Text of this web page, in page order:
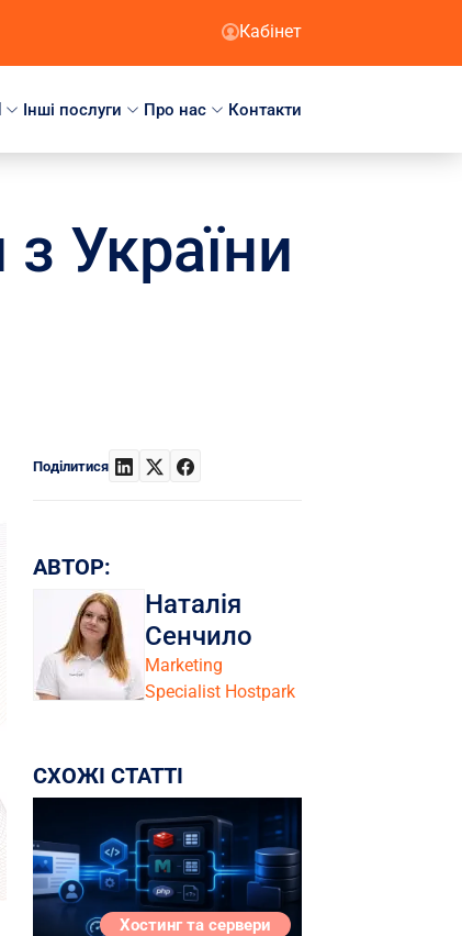
Кабінет
Інші послуги Про нас Контакти
України
Поділитися
АВТОР:
Наталія
Сенчило
Marketing
Specialist Hostpark
СХОЖІ СТАТТІ
Хостинг та сервери